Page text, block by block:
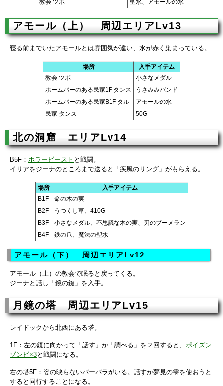
教会 ツボ
聖水、アモールの水
アモール（上） 周辺エリアLv13
寝る前までいたアモールとは雰囲気が違い、水が赤く染まっている。
場所
入手アイテム
教会 ツボ
小さなメダル
ホームバーのある民家1F タンス
うさみみバンド
ホームバーのある民家B1F タル
アモールの水
民家 タンス
50G
北の洞窟 エリアLv14
B5F： ホラービースト と戦闘。
イリアをジーナのところまで送ると「疾風のリング」がもらえる。
場所
入手アイテム
B1F
命の木の実
B2F
うつくし草、410G
B3F
小さなメダル、不思議な木の実、刃のブーメラン
B4F
鉄の爪、魔法の聖水
アモール（下） 周辺エリアLv12
アモール（上）の教会で眠ると戻ってくる。
ジーナと話し「鏡の鍵」を入手。
月鏡の塔 周辺エリアLv15
レイドックから北西にある塔。
1F：左の鏡に向かって「話す」か「調べる」を２回すると、 ポイズン
ゾンビ×3と戦闘になる。
右の塔5F：姿の映らないバーバラがいる。話すか夢見の雫を使おうと
すると同行することになる。